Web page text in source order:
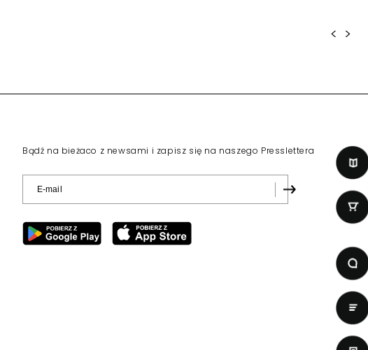
< >
Bądź na bieżaco z newsami i zapisz się na naszego Presslettera